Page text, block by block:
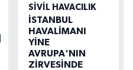
SIVIL HAVACILIK
İSTANBUL
HAVALİMANI
YİNE
AVRUPA'NIN
ZİRVESİNDE